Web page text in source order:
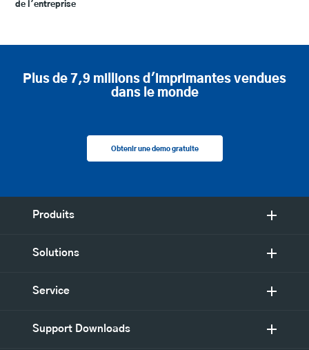
de l'entreprise
Plus de 7,9 millions d'imprimantes vendues
dans le monde
Obtenir une demo gratuite
Produits
Solutions
Service
Support Downloads